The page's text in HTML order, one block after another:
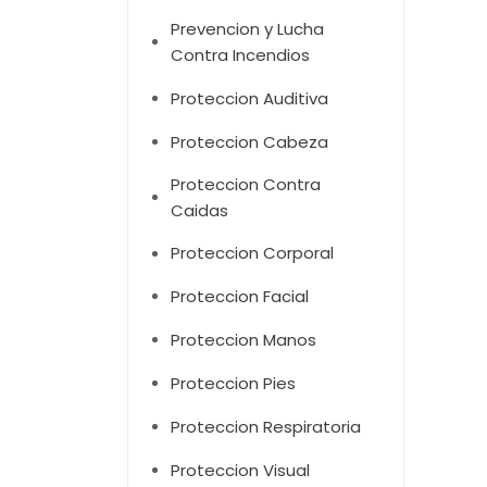
Prevencion y Lucha
Contra Incendios
Proteccion Auditiva
Proteccion Cabeza
Proteccion Contra
Caidas
Proteccion Corporal
Proteccion Facial
Proteccion Manos
Proteccion Pies
Proteccion Respiratoria
Proteccion Visual